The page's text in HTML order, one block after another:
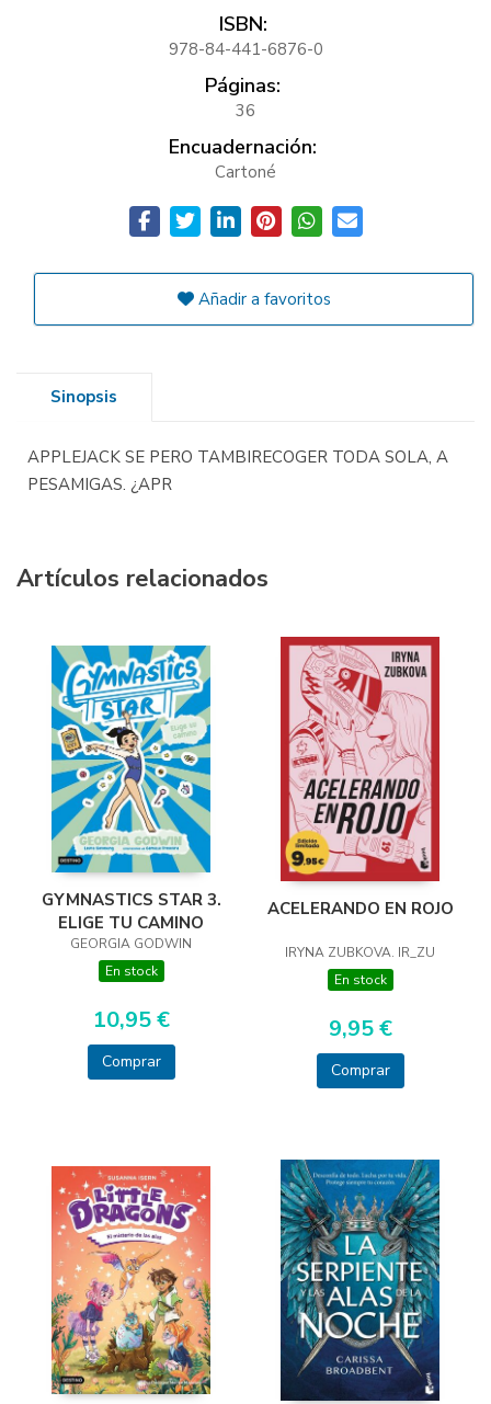
ISBN:
978-84-441-6876-0
Páginas:
36
Encuadernación:
Cartoné
Añadir a favoritos
Sinopsis
APPLEJACK SE PERO TAMBIRECOGER TODA SOLA, A
PESAMIGAS. ¿APR
Artículos relacionados
GYMNASTICS STAR 3.
ELIGE TU CAMINO
GEORGIA GODWIN
En stock
10,95 €
Comprar
ACELERANDO EN ROJO
IRYNA ZUBKOVA. IR_ZU
En stock
9,95 €
Comprar